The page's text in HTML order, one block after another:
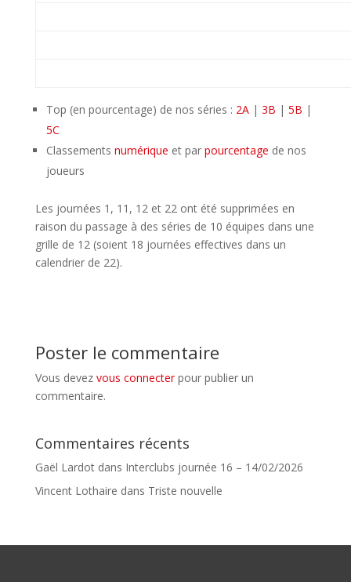
Top (en pourcentage) de nos séries : 2A| 3B | 5B |
5C
Classements numérique et par pourcentage de nos
joueurs
Les journées 1, 11, 12 et 22 ont été supprimées en
raison du passage à des séries de 10 équipes dans une
grille de 12 (soient 18 journées effectives dans un
calendrier de 22).
Poster le commentaire
Vous devez vous connecterpour publier un
commentaire.
Commentaires récents
Gaël Lardotdans Interclubs journée 16 – 14/02/2026
Vincent Lothaire dans Triste nouvelle